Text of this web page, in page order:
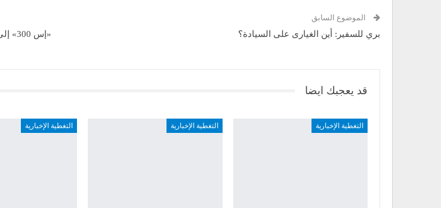
الموضوع السابق
بري للسفير: أين الغيارى على السيادة؟ «إس 300» إلى سوريا العام 2014
قد يعجبك ايضا
التغطية الإخبارية التغطية الإخبارية التغطية الإخبارية